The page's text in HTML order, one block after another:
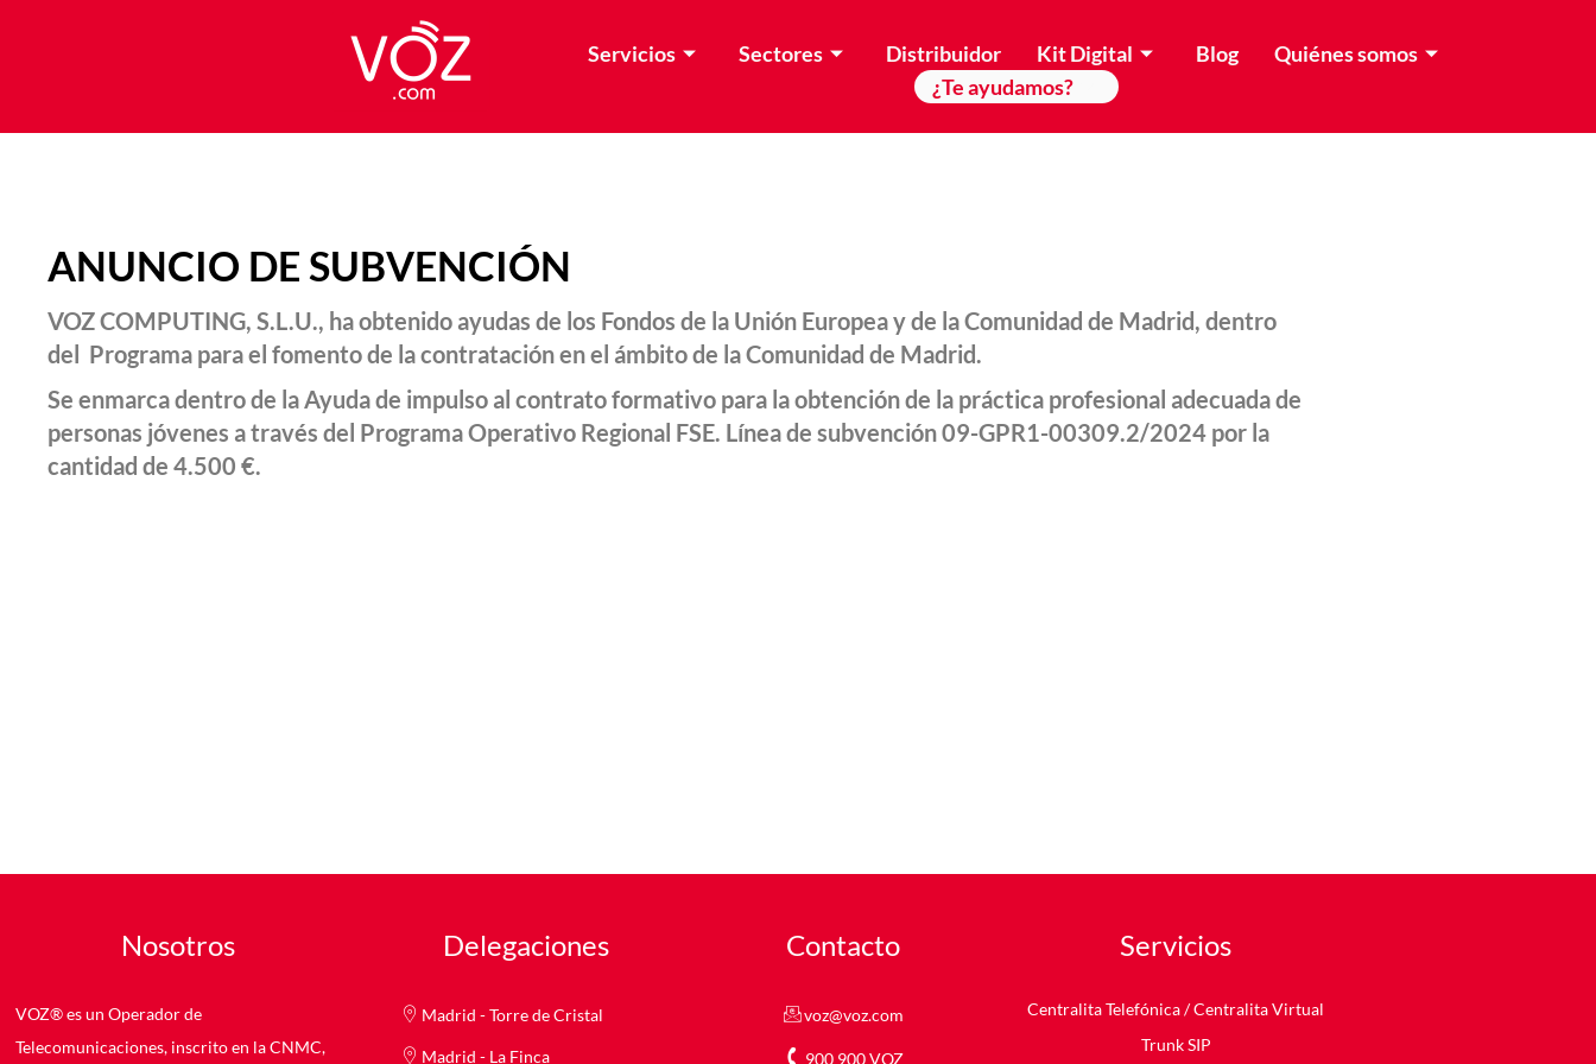
Servicios Sectores Distribuidor Kit Digital Blog
Quiénes somos
¿Te ayudamos?
ANUNCIO DE SUBVENCIÓN
VOZ COMPUTING, S.L.U., ha obtenido ayudas de los Fondos de la Unión Europea y de la Comunidad de Madrid, dentro
del Programa para el fomento de la contratación en el ámbito de la Comunidad de Madrid.
Se enmarca dentro de la Ayuda de impulso al contrato formativo para la obtención de la práctica profesional adecuada de
personas jóvenes a través del Programa Operativo Regional FSE. Línea de subvención 09-GPR1-00309.2/2024 por la
cantidad de 4.500 €.
Nosotros
VOZ® es un Operador de
Telecomunicaciones, inscrito en la CNMC,
Delegaciones
Madrid - Torre de Cristal
Madrid - La Finca
Contacto
voz@voz.com
900 900 VOZ
Servicios
Centralita Telefónica/ Centralita Virtual
Trunk SIP